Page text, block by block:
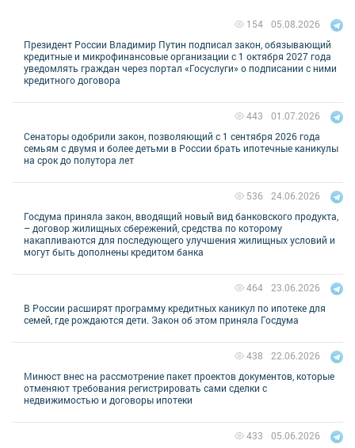
Президент России Владимир Путин подписал закон, обязывающий
кредитные и микрофинансовые организации с 1 октября 2027 года
уведомлять граждан через портал «Госуслуги» о подписании с ними
кредитного договора
05.08.2026
154
Сенаторы одобрили закон, позволяющий с 1 сентября 2026 года
семьям с двумя и более детьми в России брать ипотечные каникулы
на срок до полутора лет
01.07.2026
443
Госдума приняла закон, вводящий новый вид банковского продукта,
– договор жилищных сбережений, средства по которому
накапливаются для последующего улучшения жилищных условий и
могут быть дополнены кредитом банка
24.06.2026
536
В России расширят программу кредитных каникул по ипотеке для
семей, где рождаются дети. Закон об этом приняла Госдума
23.06.2026
464
Минюст внес на рассмотрение пакет проектов документов, которые
отменяют требования регистрировать сами сделки с
недвижимостью и договоры ипотеки
22.06.2026
438
05.06.2026
433